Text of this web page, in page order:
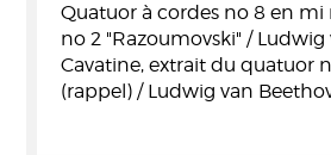
Quatuor à cordes no 8 en mi
no 2 "Razoumovski" /
Cavatine, extrait du quatuor
(rappel) / Ludwig van